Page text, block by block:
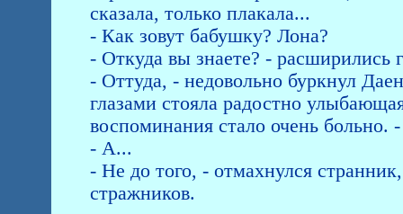
сказала, только плакала...
- Как зовут бабушку? Лона?
- Откуда вы знаете? - расширились
- Оттуда, - недовольно буркнул
глазами стояла радостно
воспоминания стало очень больно.
- А...
- Не до того, - отмахнулся
стражников.